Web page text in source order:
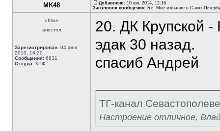
MK48 Добавлено: 10 авг, 2014, 12:16
Заголовок сообщения: Re: Мое изгнание в Санкт-
offline
апостол
Зарегистрирован: 04 фев,
2010, 16:20
Сообщения: 6831
Откуда: КЧФ
20. ДК Крупской -
эдак 30 назад.
спасиб Андрей
ТГ-канал
Настроение отличное,